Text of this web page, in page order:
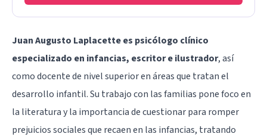
Juan Augusto Laplacette es psicólogo clínico
especializado en infancias, escritor e ilustrador, así
como docente de nivel superior en áreas que tratan el
desarrollo infantil. Su trabajo con las familias pone foco en
la literatura y la importancia de cuestionar para romper
prejuicios socialesque recaen en las infancias, tratando